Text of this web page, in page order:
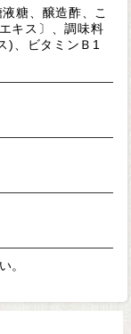
糖、醸造酢、こ
キス〕、調味料
)、ビタミンＢ1
。